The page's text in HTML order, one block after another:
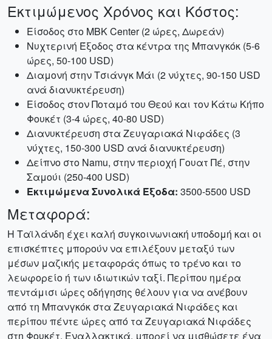
Εκτιμώμενος Χρόνος και Κόστος:
Είσοδος στο MBK Center (2 ώρες, Δωρεάν)
Νυχτερινή Έξοδος στα κέντρα της Μπανγκόκ (5-6
ώρες, 50-100 USD)
Διαμονή στην Τσιάνγκ Μάι (2 νύχτες, 90-150 USD
ανά διανυκτέρευση)
Είσοδος στον Ποταμό του Θεού και τον Κάτω Κήπο
Φουκέτ (3-4 ώρες, 40-80 USD)
Διανυκτέρευση στα Ζευγαριακά Νιφάδες (3
νύχτες, 150-300 USD ανά διανυκτέρευση)
Δείπνο στο Namu, στην περιοχή Γουατ Πέ, στην
Σαμούι (250-400 USD)
Εκτιμώμενα Συνολικά Έξοδα: 3500-5500 USD
Μεταφορά:
Η Ταϊλάνδη έχει καλή συγκοινωνιακή υποδομή και οι
επισκέπτες μπορούν να επιλέξουν μεταξύ των
μέσων μαζικής μεταφοράς όπως το τρένο και το
λεωφορείο ή των ιδιωτικών ταξί. Περίπου ημέρα
πεντάμισι ώρες οδήγησης θέλουν για να ανέβουν
από τη Μπανγκόκ στα Ζευγαριακά Νιφάδες και
περίπου πέντε ώρες από τα Ζευγαριακά Νιφάδες
στη Φουκέτ. Εναλλακτικά, μπορεί να μισθώσετε ένα